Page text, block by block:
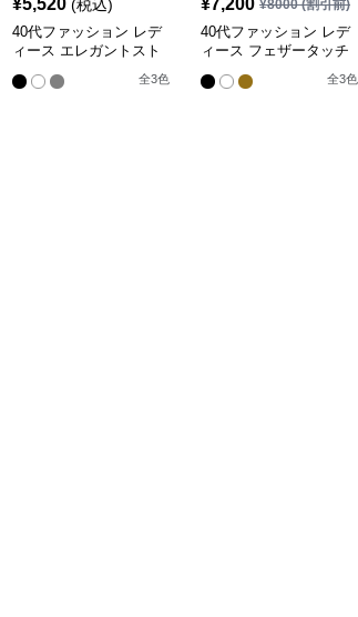
¥5,520 (税込)
40代ファッション レデ
ィース エレガントスト
レッチペンシルスカート
全3色
¥7,200 ¥8000(割引前)
40代ファッション レデ
ィース フェザータッチ
全3色